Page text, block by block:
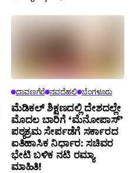
ದಾವಣಗೆರೆ ನವದೆಹಲಿ ಬೆಂಗಳೂರು
ಮೆಡಿಕಲ್ ಶಿಕ್ಷಣದಲ್ಲಿ ದೇಶದಲ್ಲೇ
ಮೊದಲ ಬಾರಿಗೆ ‘ಮೆನೋಪಾಸ್’
ಪಠ್ಯಕ್ರಮ ಸೇರ್ಪಡೆಗೆ ಸರ್ಕಾರದ
ಐತಿಹಾಸಿಕ ನಿರ್ಧಾರ: ಸಚಿವರ
ಭೇಟಿ ಬಳಿಕ ನಟಿ ರಮ್ಯಾ
ಮಾಹಿತಿ!